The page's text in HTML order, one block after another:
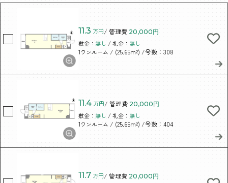
11.3 万円/ 管理費 20,000円
敷金： 無し / 礼金： 無し
1ワンルーム / (25.65m²) /号数：308
11.4 万円/ 管理費 20,000円
敷金： 無し / 礼金： 無し
1ワンルーム / (25.65m²) /号数：404
11.7 万円/ 管理費 20,000円